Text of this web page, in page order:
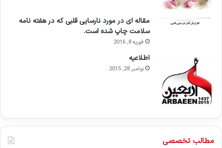
مقاله ای در مورد نارسایی قلبی که در هفته نامه
سلامت چاپ شده است.
فوریه 8, 2016
اطلاعيه
نوامبر 28, 2015
مطالب تخصصی